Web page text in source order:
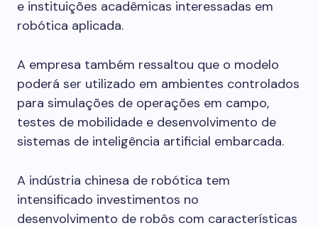
e instituições acadêmicas interessadas em
robótica aplicada.
A empresa também ressaltou que o modelo
poderá ser utilizado em ambientes controlados
para simulações de operações em campo,
testes de mobilidade e desenvolvimento de
sistemas de inteligência artificial embarcada.
A indústria chinesa de robótica tem
intensificado investimentos no
desenvolvimento de robôs com características